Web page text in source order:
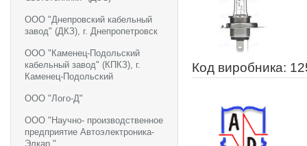
ООО "Днепровский кабельный
завод" (ДКЗ), г. Днепропетровск
ООО "Каменец-Подольский
кабельный завод" (КПКЗ), г.
Каменец-Подольский
ООО "Лого-Д"
ООО "Научно- производственное
предприятие Автоэлектроника-
Элкар "
Код виробника: